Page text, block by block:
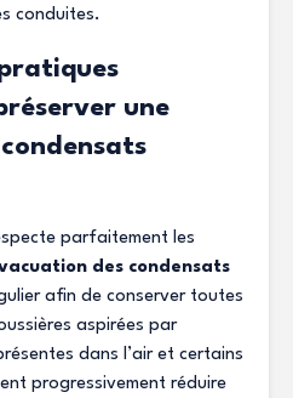
conduites.
une
parfaitement les
des condensats
afin de conserver toutes
aspirées par
dans l’air et certains
progressivement réduire